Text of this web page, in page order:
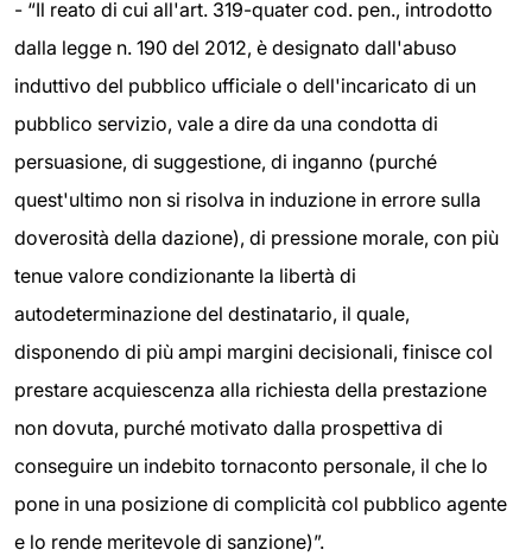
- “Il reato di cui all'art. 319-quater cod. pen., introdotto
dalla legge n. 190 del 2012, è designato dall'abuso
induttivo del pubblico ufficiale o dell'incaricato di un
pubblico servizio, vale a dire da una condotta di
persuasione, di suggestione, di inganno (purché
quest'ultimo non si risolva in induzione in errore sulla
doverosità della dazione), di pressione morale, con più
tenue valore condizionante la libertà di
autodeterminazione del destinatario, il quale,
disponendo di più ampi margini decisionali, finisce col
prestare acquiescenza alla richiesta della prestazione
non dovuta, purché motivato dalla prospettiva di
conseguire un indebito tornaconto personale, il che lo
pone in una posizione di complicità col pubblico agente
e lo rende meritevole di sanzione)”.